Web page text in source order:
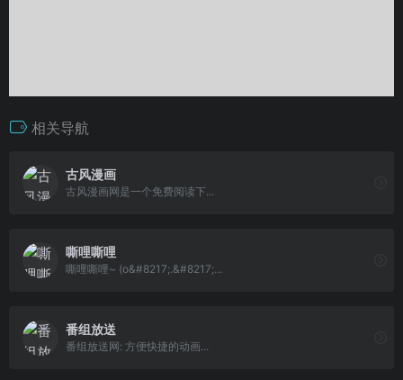
相关导航
古风漫画
古风漫画网是一个免费阅读下...
嘶哩嘶哩
嘶哩嘶哩~ (o&#8217;.&#8217;...
番组放送
番组放送网: 方便快捷的动画...